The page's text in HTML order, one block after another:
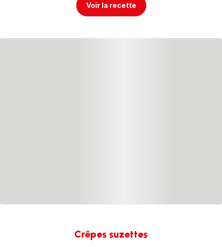
Voir la recette
Crêpes suzettes